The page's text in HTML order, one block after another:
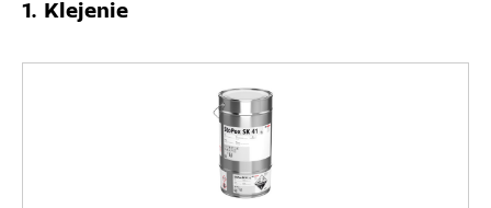
Klejenie